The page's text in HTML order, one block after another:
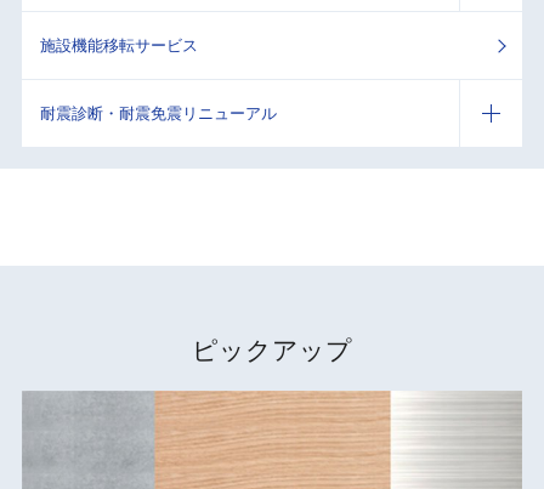
施設機能移転サービス
耐震診断・耐震免震リニューアル
ピックアップ